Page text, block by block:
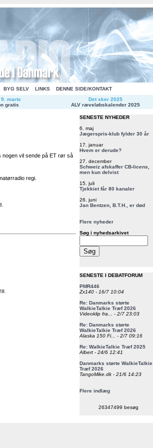
BYG SELV LINKS
DENNE SIDE/KONTAKT
marts
gratis
Det sker 2025
ALV ræveløbskalender 2025
vil sende på ET rør så
regi.
SENESTE NYHEDER
6. maj
Jægerspris-klub fylder 30 år
17. januar
Hvem er derude?
27. december
Schweiz afskaffer CB-licens,
men kun delvist
15. juli
Tjekkiet får 80 kanaler
26. juni
Jan Bentzen, B.T.H., er død
Flere nyheder
Søg i nyhedsarkivet
SENESTE I DEBATFORUM
PMR446
Zx140 - 16/7 10:04
Re: Danmarks størte
WalkieTalkie Træf 2026
Videoklip fra... - 2/7 23:03
Re: Danmarks størte
WalkieTalkie Træf 2026
Alaska 150 Fi... - 2/7 09:16
Re: WalkieTalkie Træf 2025
Albert - 24/6 12:41
Danmarks størte WalkieTalkie
Træf 2026
TangoMike.dk - 21/6 14:23
Flere indlæg
26347499 besøg